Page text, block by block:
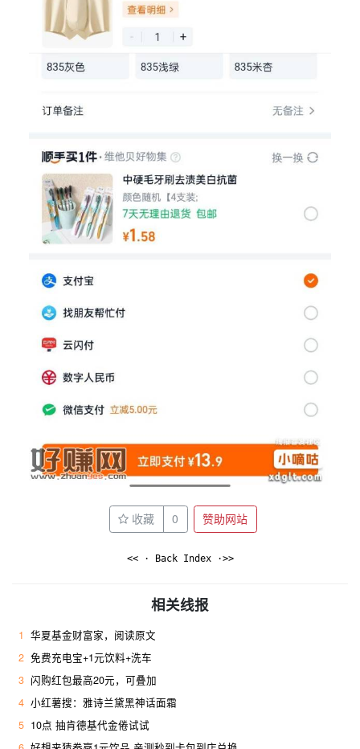
收藏 0 赞助网站
<< · Back Index ·>>
相关线报
1 华夏基金财富家，阅读原文
2 免费充电宝+1元饮料+洗车
3 闪购红包最高20元，可叠加
4 小红薯搜：雅诗兰黛黑神话面霜 ​
5 10点 抽肯德基代金倦试试